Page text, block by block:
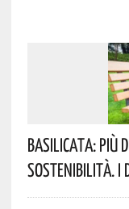
Basilicata: Più
Sostenibilità. I